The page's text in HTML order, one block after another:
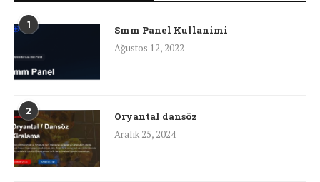
1
Smm Panel Kullanimi
Ağustos 12, 2022
2
Oryantal dansöz
Aralık 25, 2024